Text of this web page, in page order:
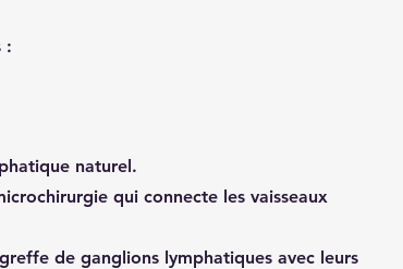
:
naturel.
qui connecte les vaisseaux
de ganglions lymphatiques avec leurs